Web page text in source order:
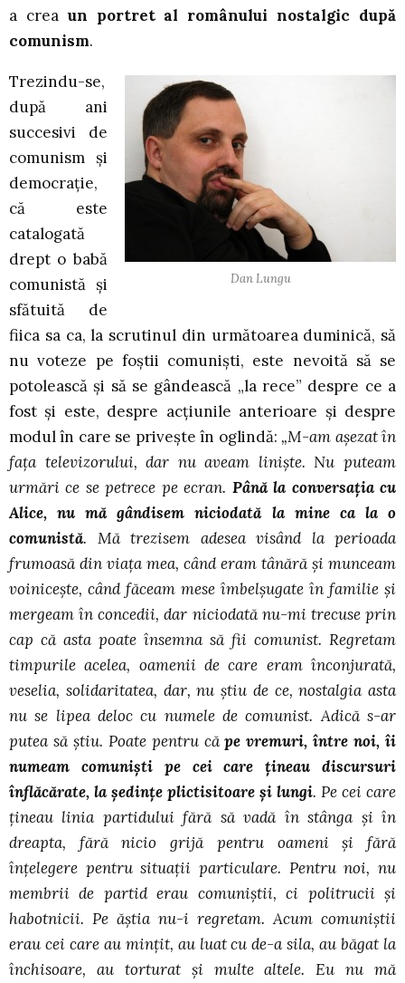
a creaun portret al românului nostalgic după
comunism.
Dan Lungu
Trezindu-se,
după ani
succesivi de
comunism şi
democraţie,
că este
catalogată
drept o babă
comunistă şi
sfătuită de
fiica sa ca, la scrutinul din următoarea duminică, să
nu voteze pe foştii comunişti, este nevoită să se
potolească şi să se gândească „la rece” despre ce a
fost şi este, despre acţiunile anterioare şi despre
modul în care se priveşte în oglindă:„M-am aşezat în
faţa televizorului, dar nu aveam linişte. Nu puteam
urmări ce se petrece pe ecran. Până la conversaţia cu
Alice, nu mă gândisem niciodată la mine ca la o
comunistă. Mă trezisem adesea visând la perioada
frumoasă din viaţa mea, când eram tânără şi munceam
voiniceşte, când făceam mese îmbelşugate în familie şi
mergeam în concedii, dar niciodată nu-mi trecuse prin
cap că asta poate însemna să fii comunist. Regretam
timpurile acelea, oamenii de care eram înconjurată,
veselia, solidaritatea, dar, nu ştiu de ce, nostalgia asta
nu se lipea deloc cu numele de comunist. Adică s-ar
putea să ştiu. Poate pentru căpe vremuri, între noi, îi
numeam comunişti pe cei care ţineau discursuri
înflăcărate, la şedinţe plictisitoare şi lungi. Pe cei care
ţineau linia partidului fără să vadă în stânga şi în
dreapta, fără nicio grijă pentru oameni şi fără
înţelegere pentru situaţii particulare. Pentru noi, nu
membrii de partid erau comuniştii, ci politrucii şi
habotnicii. Pe ăştia nu-i regretam. Acum comuniştii
erau cei care au minţit, au luat cu de-a sila, au băgat la
închisoare, au torturat şi multe altele. Eu nu mă